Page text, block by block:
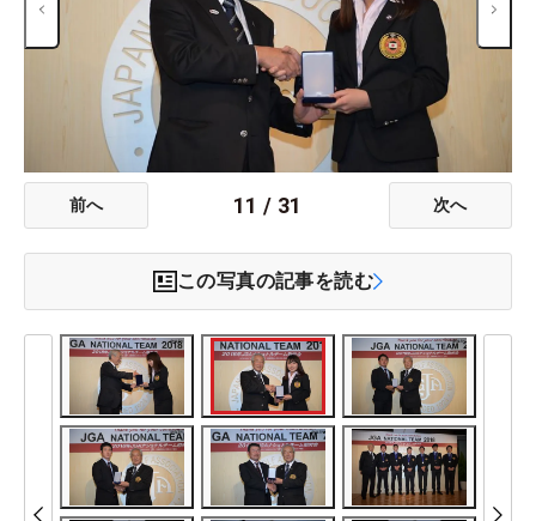
前へ 11 / 31 次へ
この写真の記事を読む